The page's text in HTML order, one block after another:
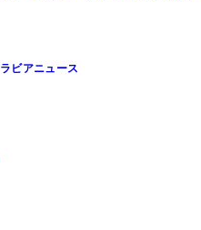
ビアニュース